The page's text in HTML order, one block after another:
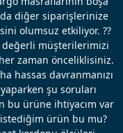
diğer siparişlerinize
olumsuz etkiliyor. ??
değerli müşterilerimizi
zaman önceliklisiniz.
hassas davranmanızı
şu soruları
bu ürüne ihtiyacım var
ürün bu mu?